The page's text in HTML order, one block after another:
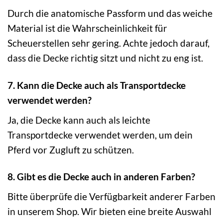
Durch die anatomische Passform und das weiche
Material ist die Wahrscheinlichkeit für
Scheuerstellen sehr gering. Achte jedoch darauf,
dass die Decke richtig sitzt und nicht zu eng ist.
7. Kann die Decke auch als Transportdecke
verwendet werden?
Ja, die Decke kann auch als leichte
Transportdecke verwendet werden, um dein
Pferd vor Zugluft zu schützen.
8. Gibt es die Decke auch in anderen Farben?
Bitte überprüfe die Verfügbarkeit anderer Farben
in unserem Shop. Wir bieten eine breite Auswahl